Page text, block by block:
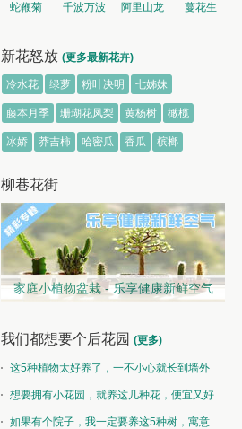
蛇鞭菊 千波万波
阿里山龙
蔓花生
新花怒放 (更多最新花卉)
冷水花 绿萝 粉叶决明 七姊妹
藤本月季 珊瑚花凤梨 黄杨树 橄榄
冰娇 莽吉柿 哈密瓜 香瓜 槟榔
柳巷花街
家庭小植物盆栽 - 乐享健康新鲜空气
我们都想要个后花园 (更多)
这5种植物太好养了，一不小心就长到墙外
了~想要拥有小花园，就养这几种花，便宜又好
养！如果有个院子，我一定要养这5种树，寓意